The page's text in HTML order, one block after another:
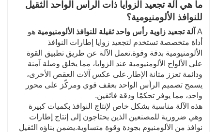
ما هي آلة تجعيد الزوايا ذات الرأس الواحد الثقيل
للنوافذ الألومنيومية؟
A آلة تجعيد زاوية رأس واحد ثقيلة للنوافذ الألومنيومية هو
أداة متخصصة تستخدم لتجعيد زوايا إطارات النوافذ
الألومنيومية بدقة وقوة.تعمل الآلة عن طريق تطبيق القوة
على الألواح الألومنيومية عند الزوايا، مما يخلق وصلة آمنة
ودائمة تعزز متانة الإطار.على عكس آلات العقص الأخرى،
يسمح تصميم الرأس الواحد بعقف قوي ومركّز على محور
واحد، مما يوفر تحكمًا ودقة فائقين.
هذه الآلة مناسبة بشكل خاص لإنتاج النوافذ بكميات كبيرة
وهي ضرورية للمصنعين الذين يحتاجون إلى إنتاج إطارات
نوافذ من الألومنيوم بجودة وقوة متساوية.يضمن بناؤه الثقيل